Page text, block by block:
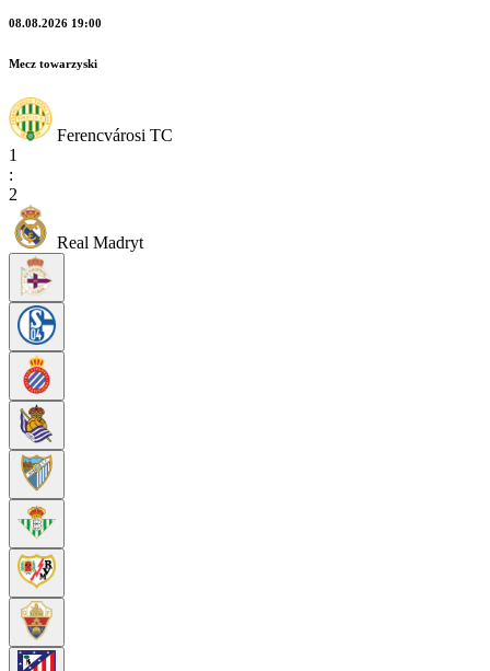
08.08.2026 19:00
Mecz towarzyski
Ferencvárosi TC
1
:
2
Real Madryt